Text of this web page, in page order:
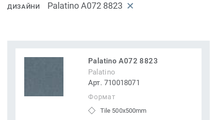
ДИЗАЙНИ Palatino A072 8823
Palatino A072 8823
Palatino
Арт. 710018071
Формат
Tile 500x500mm